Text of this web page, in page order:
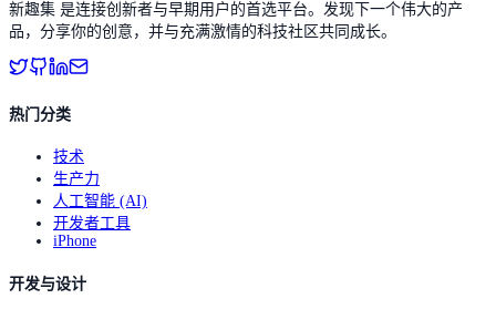
新趣集 是连接创新者与早期用户的首选平台。发现下一个伟大的产
品，分享你的创意，并与充满激情的科技社区共同成长。
热门分类
技术
生产力
人工智能 (AI)
开发者工具
iPhone
开发与设计